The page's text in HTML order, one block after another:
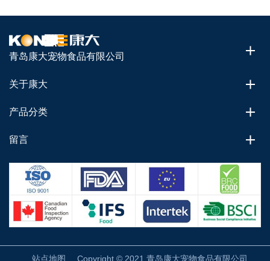
青岛康大宠物食品有限公司
关于康大
产品分类
留言
站点地图 Copyright © 2021 青岛康大宠物食品有限公司